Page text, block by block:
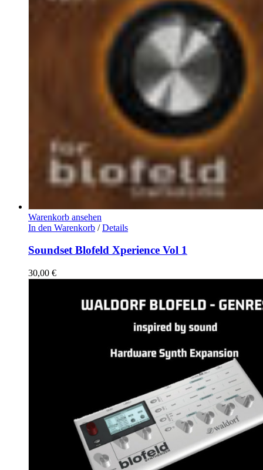
Warenkorb ansehen
In den Warenkorb / Details
Soundset Blofeld Xperience Vol 1
30,00 €